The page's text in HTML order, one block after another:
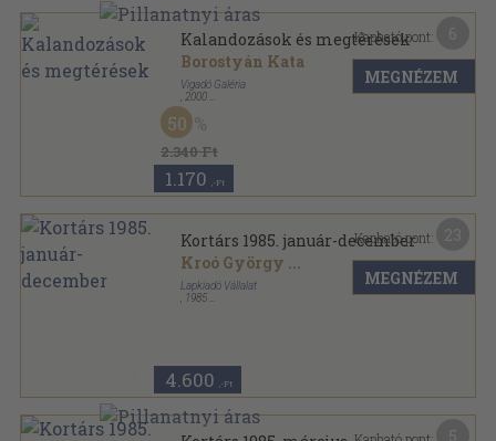
Kalandozások és megtérések
Borostyán Kata
Vigadó Galéria
2000
Ragasztott papírkötés
2.340 Ft
50
1.170 ,-Ft
Kapható pont:
MEGNÉZEM
Kortárs 1985. január-december
Kroó György ...
Lapkiadó Vállalat
1985
4.600 ,-Ft
Kapható pont:
MEGNÉZEM